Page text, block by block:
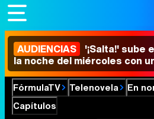
AUDIENCIAS '¡Salta!' sube
la noche del miércoles con
FórmulaTV Telenovela
En
Capítulos